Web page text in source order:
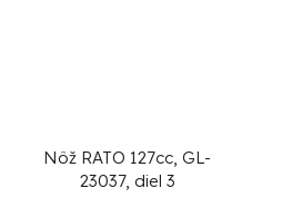
Nôž RATO 127cc, GL-
23037, diel 3